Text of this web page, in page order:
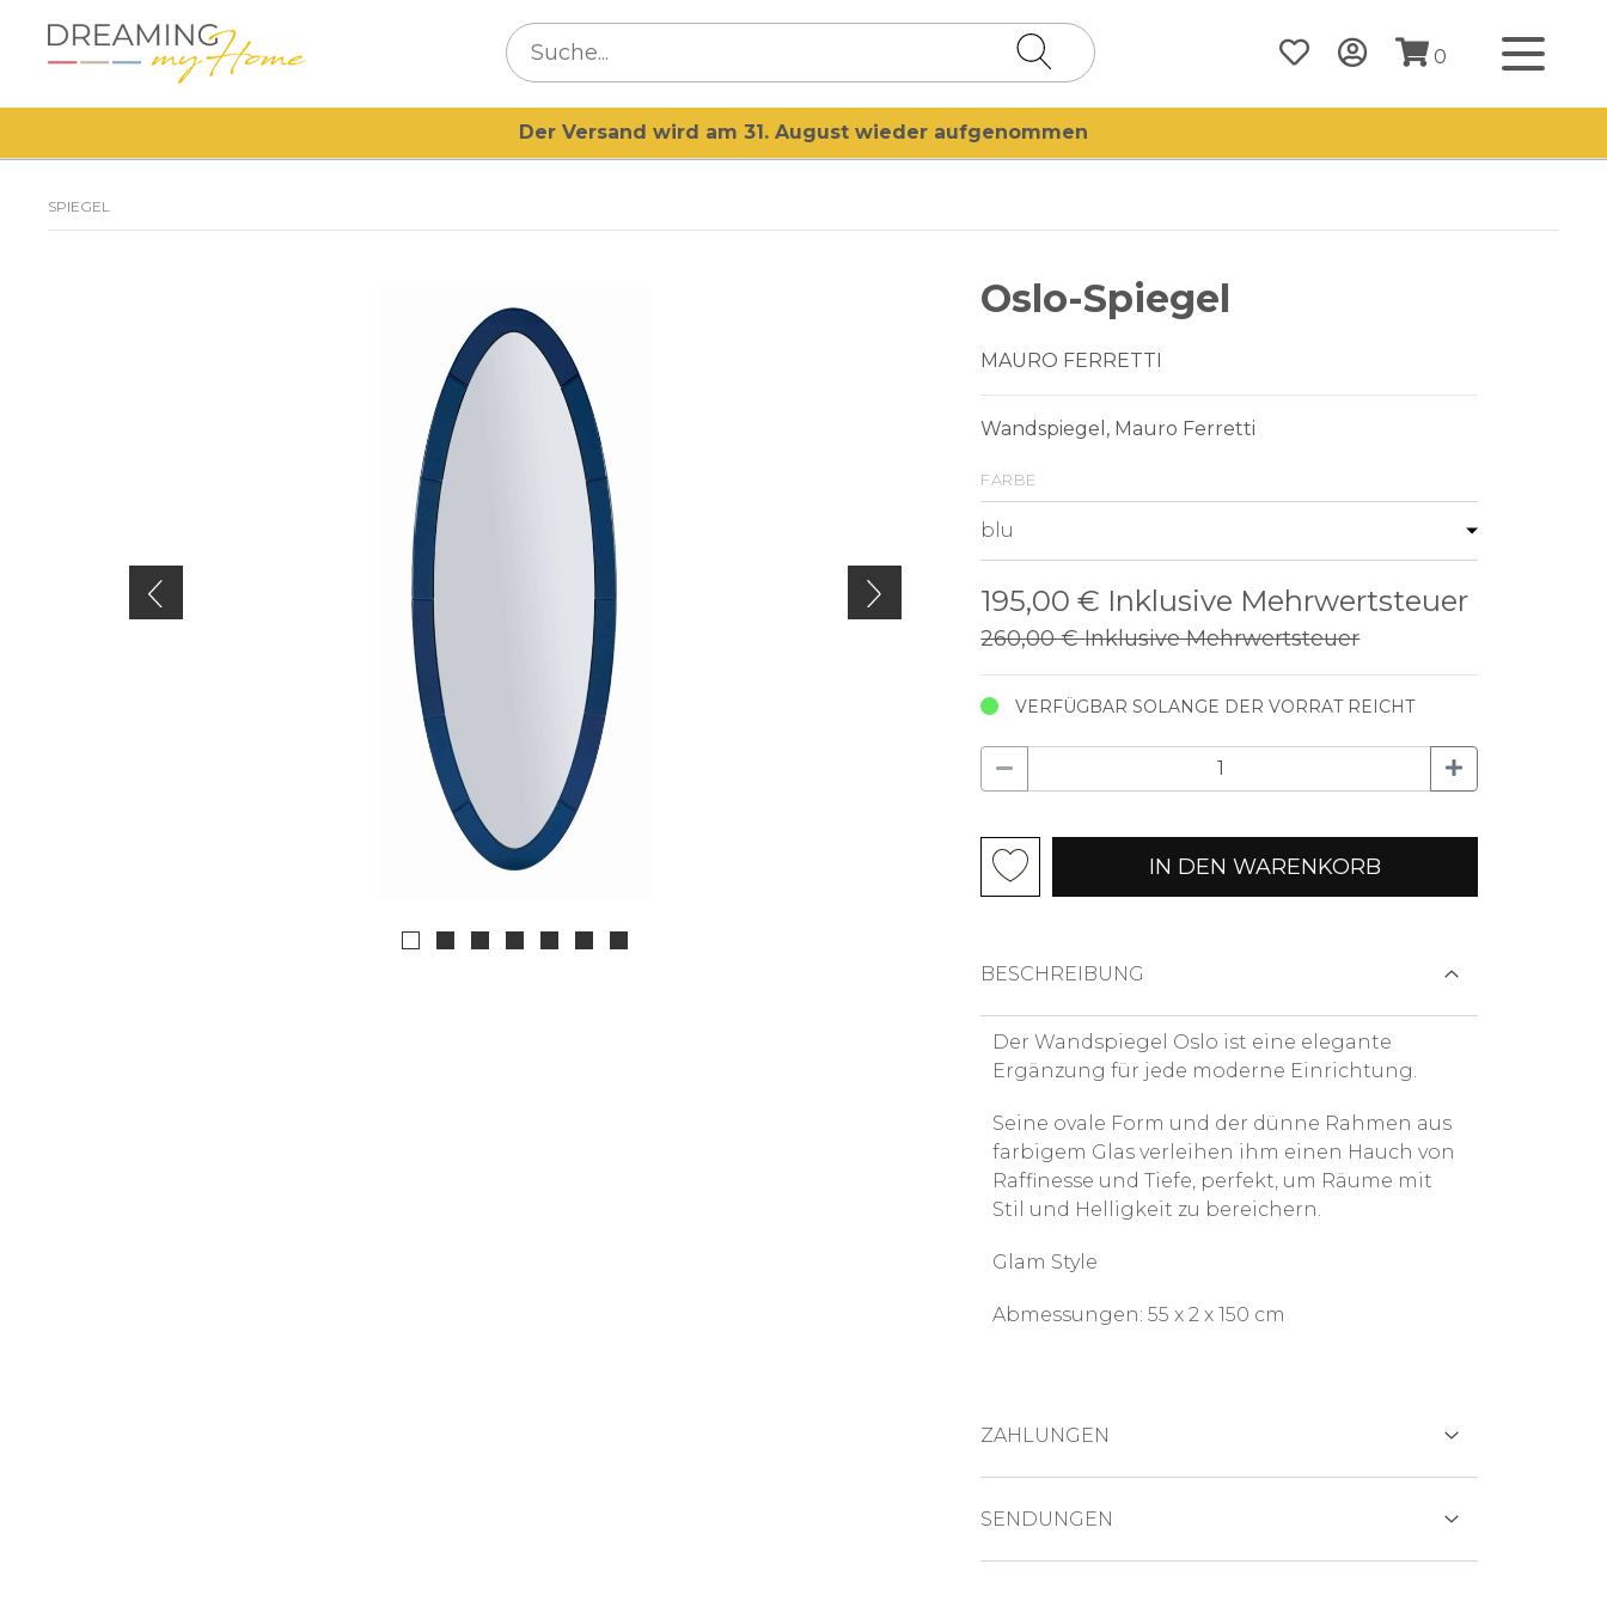
0
Der Versand wird am 31. August wieder aufgenommen
SPIEGEL
Oslo-Spiegel
MAURO FERRETTI
Wandspiegel, Mauro Ferretti
farbe
195,00 € Inklusive Mehrwertsteuer
260,00 €Inklusive Mehrwertsteuer
VERFÜGBAR SOLANGE DER VORRAT REICHT
IN DEN WARENKORB
BESCHREIBUNG
Der Wandspiegel Oslo ist eine elegante
Ergänzung für jede moderne Einrichtung.
Seine ovale Form und der dünne Rahmen aus
farbigem Glas verleihen ihm einen Hauch von
Raffinesse und Tiefe, perfekt, um Räume mit
Stil und Helligkeit zu bereichern.
Glam Style
Abmessungen: 55 x 2 x 150 cm
ZAHLUNGEN
SENDUNGEN